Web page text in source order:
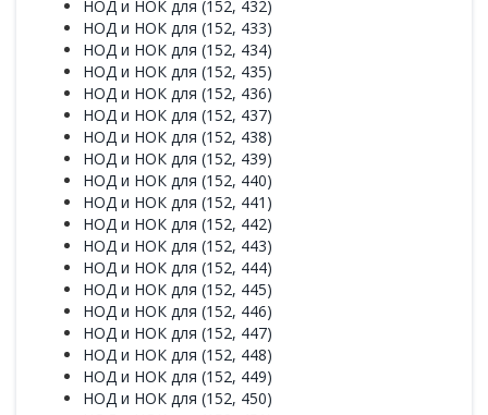
НОД и НОК для (152, 432)
НОД и НОК для (152, 433)
НОД и НОК для (152, 434)
НОД и НОК для (152, 435)
НОД и НОК для (152, 436)
НОД и НОК для (152, 437)
НОД и НОК для (152, 438)
НОД и НОК для (152, 439)
НОД и НОК для (152, 440)
НОД и НОК для (152, 441)
НОД и НОК для (152, 442)
НОД и НОК для (152, 443)
НОД и НОК для (152, 444)
НОД и НОК для (152, 445)
НОД и НОК для (152, 446)
НОД и НОК для (152, 447)
НОД и НОК для (152, 448)
НОД и НОК для (152, 449)
НОД и НОК для (152, 450)